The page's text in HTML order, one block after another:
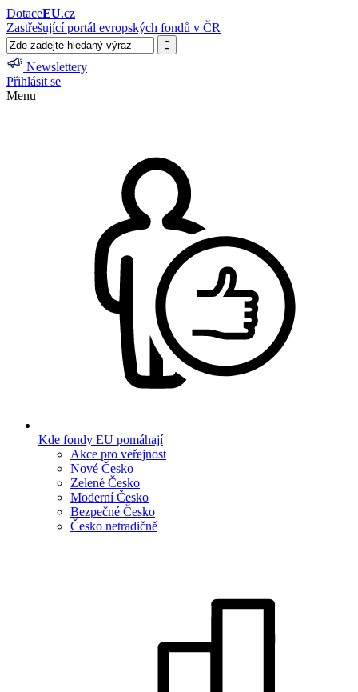
DotaceEU.cz
Zastřešující portál evropských fondů v ČR
Newslettery
Přihlásit se
Menu
Kde fondy EU pomáhají
Akce pro veřejnost
Nové Česko
Zelené Česko
Moderní Česko
Bezpečné Česko
Česko netradičně